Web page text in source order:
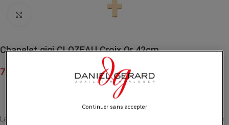
Chapelet gigi CLOZEAU Croix Or 42cm
770.00
La collection madone gigi CLOZEAU est une inspiration colorée de
Continuer sans accepter